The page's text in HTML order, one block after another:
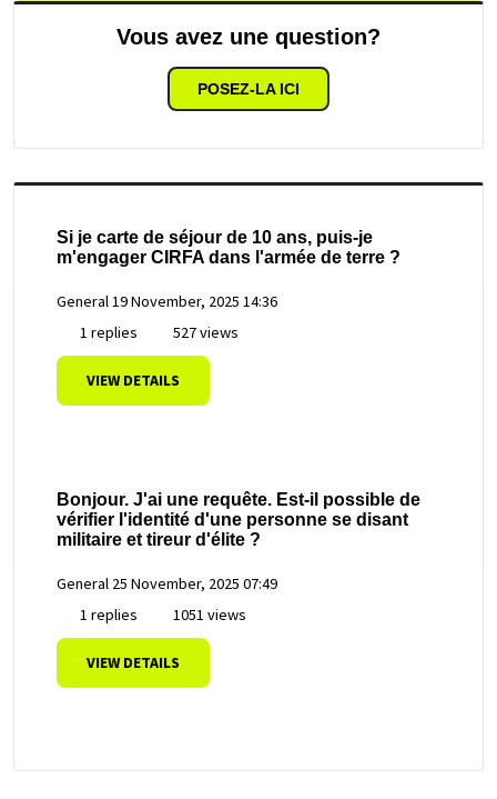
Vous avez une question?
POSEZ-LA ICI
Si je carte de séjour de 10 ans, puis-je
m'engager CIRFA dans l'armée de terre ?
General19 November, 2025 14:36
1 replies
527 views
VIEW DETAILS
Bonjour. J'ai une requête. Est-il possible de
vérifier l'identité d'une personne se disant
militaire et tireur d'élite ?
General 25 November, 2025 07:49
1 replies
1051 views
VIEW DETAILS